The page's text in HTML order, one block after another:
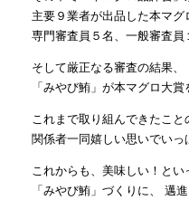
主要９業者が出品した本マグ
専門審査員５名、一般審査員
そして厳正なる審査の結果、
「みやび鮪」が本マグロ大賞
これまで取り組んできたこと
関係者一同嬉しい思いでいっ
これからも、美味しい！とい
「みやび鮪」づくりに、 邁